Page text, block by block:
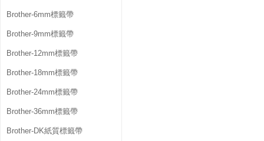
Brother-6mm標籤帶
Brother-9mm標籤帶
Brother-12mm標籤帶
Brother-18mm標籤帶
Brother-24mm標籤帶
Brother-36mm標籤帶
Brother-DK紙質標籤帶